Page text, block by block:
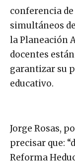
conferencia
simultáneos
la Planeación
docentes
garantizar su
educativo.
Jorge Rosas,
precisar que:
Reforma